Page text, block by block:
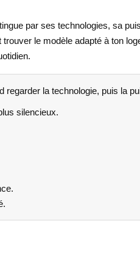
par ses technologies, sa
le modèle adapté à ton
regarder la technologie, puis la
silencieux.